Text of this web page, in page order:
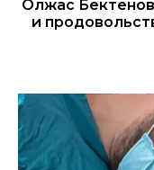
Олжас
и